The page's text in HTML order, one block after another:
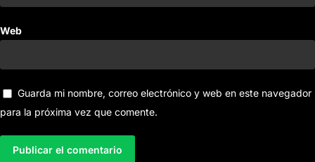
Web
Guarda mi nombre, correo electrónico y web en este navegador
para la próxima vez que comente.